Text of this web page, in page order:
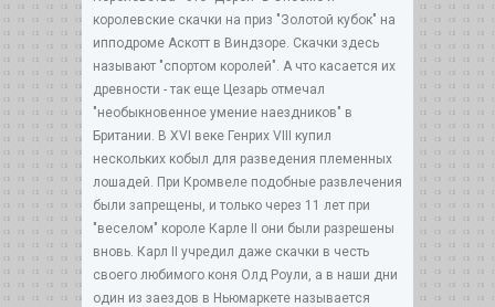
королевские скачки на приз "Золотой кубок" на
ипподроме Аскотт в Виндзоре. Скачки здесь
называют "спортом королей". А что касается их
древности - так еще Цезарь отмечал
"необыкновенное умение наездников" в
Британии. В XVI веке Генрих VIII купил
нескольких кобыл для разведения племенных
лошадей. При Кромвеле подобные развлечения
были запрещены, и только через 11 лет при
"веселом" короле Карле II они были разрешены
вновь. Карл II учредил даже скачки в честь
своего любимого коня Олд Роули, а в наши дни
один из заездов в Ньюмаркете называется